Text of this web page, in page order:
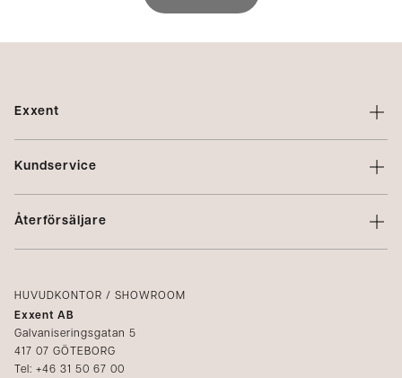
Exxent
Om Exxent
Profilering
Integritetspolicy
Kundservice
Kontakta oss
Återförsäljare
Kataloger
Mediabank
Bli återförsäljare
HUVUDKONTOR / SHOWROOM
Exxent AB
Galvaniseringsgatan 5
417 07 GÖTEBORG
Tel: +46 31 50 67 00